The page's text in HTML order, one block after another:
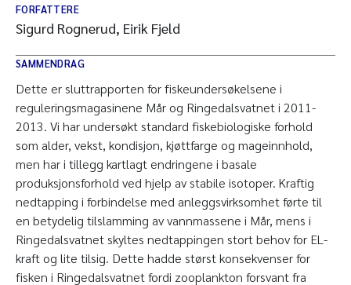
FORFATTERE
Sigurd Rognerud, Eirik Fjeld
SAMMENDRAG
Dette er sluttrapporten for fiskeundersøkelsene i
reguleringsmagasinene Mår og Ringedalsvatnet i 2011-
2013. Vi har undersøkt standard fiskebiologiske forhold
som alder, vekst, kondisjon, kjøttfarge og mageinnhold,
men har i tillegg kartlagt endringene i basale
produksjonsforhold ved hjelp av stabile isotoper. Kraftig
nedtapping i forbindelse med anleggsvirksomhet førte til
en betydelig tilslamming av vannmassene i Mår, mens i
Ringedalsvatnet skyltes nedtappingen stort behov for EL-
kraft og lite tilsig. Dette hadde størst konsekvenser for
fisken i Ringedalsvatnet fordi zooplankton forsvant fra